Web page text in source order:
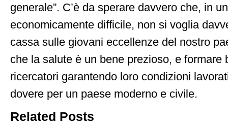
generale”. C’è da sperare davvero che, in
economicamente difficile, non si voglia
cassa sulle giovani eccellenze del nostro
che la salute è un bene prezioso, e formare
ricercatori garantendo loro condizioni
dovere per un paese moderno e civile.
Related Posts